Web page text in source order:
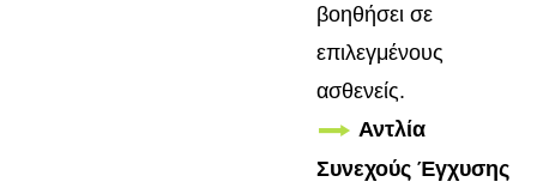
βοηθήσει σε
επιλεγμένους
ασθενείς.
Αντλία
Συνεχούς Έγχυσης